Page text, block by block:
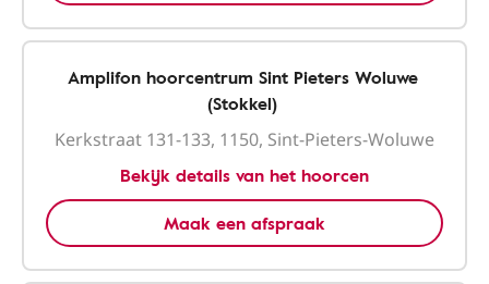
Amplifon hoorcentrum Sint Pieters Woluwe
(Stokkel)
Kerkstraat 131-133, 1150, Sint-Pieters-Woluwe
Bekijk details van het hoorcen
Maak een afspraak